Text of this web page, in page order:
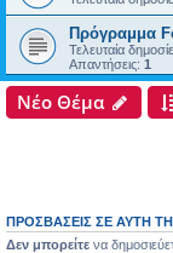
Πρόγραμμα
Τελευταία
Απαντήσεις: 1
Νέο Θέμα
ΠΡΟΣΒΆΣΕΙΣ ΣΕ ΑΥΤΉ
Δεν μπορείτε να